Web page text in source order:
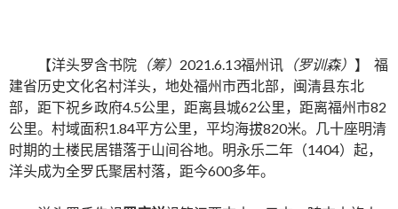
【洋头罗含书院 （筹） 2021.6.13福州讯 （罗训森） 】 福
建省历史文化名村洋头，地处福州市西北部，闽清县东北
部，距下祝乡政府4.5公里，距离县城62公里，距离福州市82
公里。村域面积1.84平方公里，平均海拔820米。几十座明清
时期的土楼民居错落于山间谷地。明永乐二年（1404）起，
洋头成为全罗氏聚居村落，距今600多年。